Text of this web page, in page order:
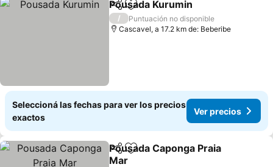
CompartirAñadir a favoritos
Pousada Kurumin
/
Puntuación no disponible
Cascavel, a 17.2 km de: Beberibe
Seleccioná las fechas para ver los precios
exactos
Ver precios
CompartirAñadir a favoritos
Pousada Caponga Praia
Mar